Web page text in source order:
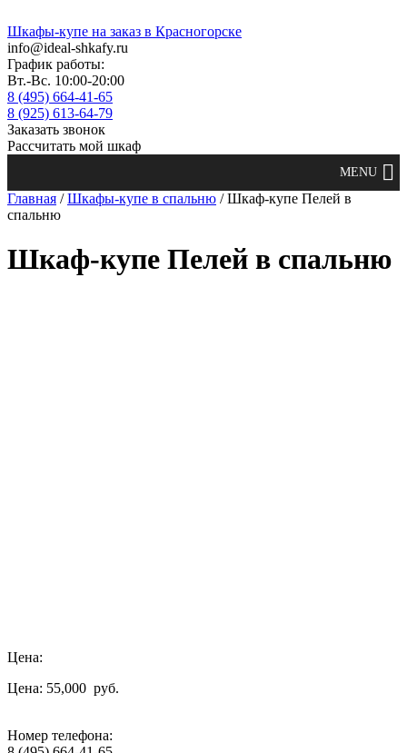
Шкафы-купе на заказ в Красногорске
info@ideal-shkafy.ru
График работы:
Вт.-Вс. 10:00-20:00
8 (495) 664-41-65
8 (925) 613-64-79
Заказать звонок
Рассчитать мой шкаф
Главная /Шкафы-купе в спальню / Шкаф-купе Пелей в
спальню
Шкаф-купе Пелей в спальню
Цена:
Цена: 55,000 руб.
Номер телефона: